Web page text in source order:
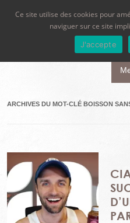
ARCHIVES DU MOT-CLÉ BOISSON
Ce site utilise des cookies pour
naviguer sur ce site
J'accepte